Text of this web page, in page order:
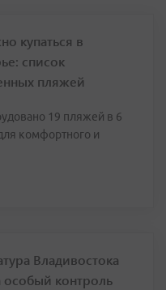
купаться в
список
пляжей
19 пляжей в 6
комфортного и
Владивостока
особый контроль